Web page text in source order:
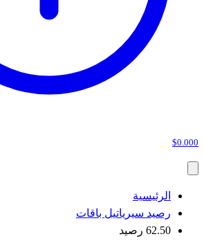
$0.000
الرئيسية
رصيد سيرياتيل باقات
62.50 رصيد